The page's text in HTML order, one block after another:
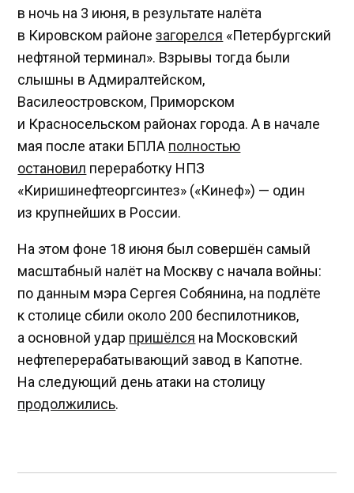
в ночь на 3 июня, в результате налёта
в Кировском районезагорелся «Петербургский
нефтяной терминал». Взрывы тогда были
слышны в Адмиралтейском,
Василеостровском, Приморском
и Красносельском районах города. А в начале
мая после атаки БПЛА полностью
остановил переработку НПЗ
«Киришинефтеоргсинтез» («Кинеф») — один
из крупнейших в России.
На этом фоне 18 июня был совершён самый
масштабный налёт на Москву с начала войны:
по данным мэра Сергея Собянина, на подлёте
к столице сбили около 200 беспилотников,
а основной удар пришёлся на Московский
нефтеперерабатывающий завод в Капотне.
На следующий день атаки на столицу
продолжились.